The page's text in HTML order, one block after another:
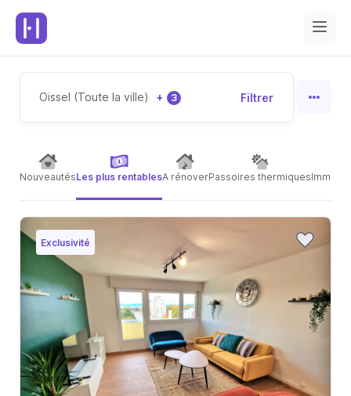
Oissel (Toute la ville) + 3 Filtrer
NouveautésLes plus rentablesA rénoverPassoires thermiques
Exclusivité